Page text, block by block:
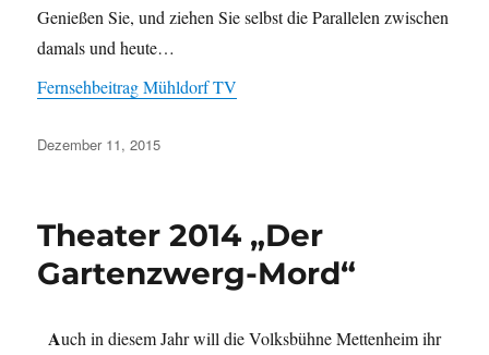
Genießen Sie, und ziehen Sie selbst die Parallelen zwischen
damals und heute…
Fernsehbeitrag Mühldorf TV
Veröffentlicht
Dezember 11, 2015
Theater 2014 „Der
Gartenzwerg-Mord“
Auch in diesem Jahr will die Volksbühne Mettenheim ihr